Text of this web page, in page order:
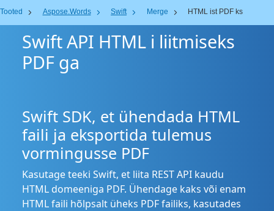
Tooted Aspose.Words Swift Merge HTML ist PDF ks
Swift API HTML i liitmiseks
PDF ga
Swift SDK, et ühendada HTML
faili ja eksportida tulemus
vormingusse PDF
Kasutage teeki Swift, et liita REST API kaudu
HTML domeeniga PDF. Ühendage kaks või enam
HTML faili hõlpsalt üheks PDF failiks, kasutades